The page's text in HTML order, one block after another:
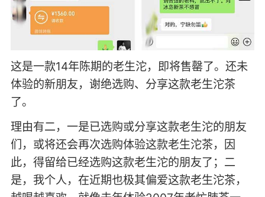
这是一款14年陈期的老生沱，即将售罄了。还未
体验的新朋友，谢绝选购、分享这款老生沱茶
了。
理由有二，一是已选购或分享这款老生沱的朋友
们，或将还会再次选购体验这款老生沱茶，因
此，得留给已经选购这款老生沱的朋友了；二
是，我个人，在近期也极其偏爱这款老生沱茶，